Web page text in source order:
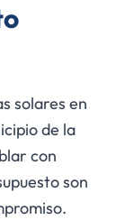
solares en
de la
con
son